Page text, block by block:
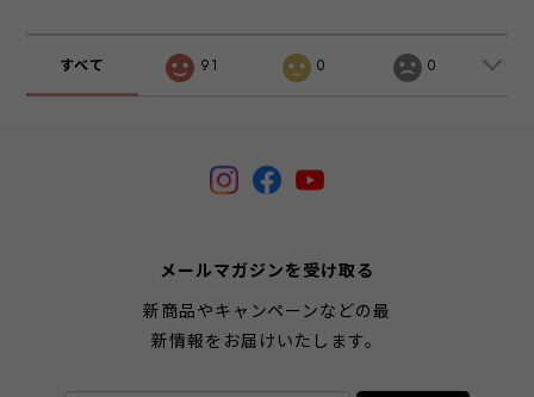
すべて 91 0 0
メールマガジンを受け取る
新商品やキャンペーンなどの最
新情報をお届けいたします。